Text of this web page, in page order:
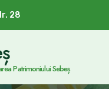
28
Patrimoniului Sebeș